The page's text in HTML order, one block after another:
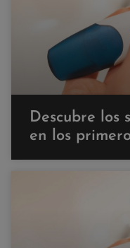
Descubre los
en los